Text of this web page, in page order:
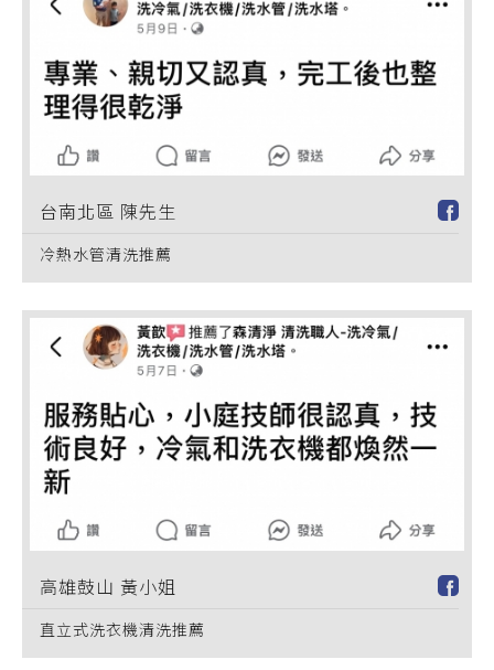
台南北區 陳先生
冷熱水管清洗推薦
高雄鼓山 黃小姐
直立式洗衣機清洗推薦